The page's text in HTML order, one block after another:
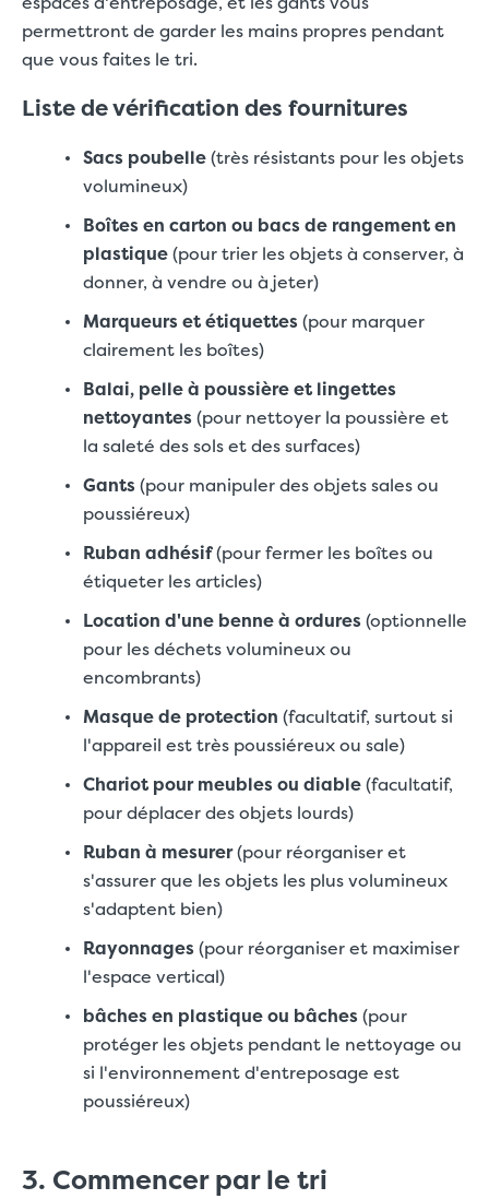
permettront de garder les mains propres pendant
que vous faites le tri.
Liste de vérification des fournitures
Sacs poubelle(très résistants pour les objets
volumineux)
Boîtes en carton ou bacs de rangement en
plastique(pour trier les objets à conserver, à
donner, à vendre ou à jeter)
Marqueurs et étiquettes(pour marquer
clairement les boîtes)
Balai, pelle à poussière et lingettes
nettoyantes(pour nettoyer la poussière et
la saleté des sols et des surfaces)
Gants(pour manipuler des objets sales ou
poussiéreux)
Ruban adhésif(pour fermer les boîtes ou
étiqueter les articles)
Location d'une benne à ordures(optionnelle
pour les déchets volumineux ou
encombrants)
Masque de protection (facultatif, surtout si
l'appareil est très poussiéreux ou sale)
Chariot pour meubles ou diable(facultatif,
pour déplacer des objets lourds)
Ruban à mesurer(pour réorganiser et
s'assurer que les objets les plus volumineux
s'adaptent bien)
Rayonnages(pour réorganiser et maximiser
l'espace vertical)
bâches en plastique ou bâches(pour
protéger les objets pendant le nettoyage ou
si l'environnement d'entreposage est
poussiéreux)
3. Commencer par le tri